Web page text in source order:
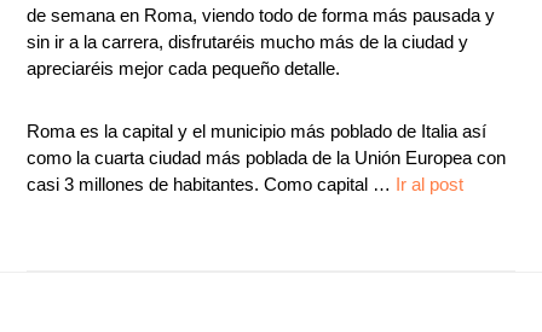
de semana en Roma, viendo todo de forma más pausada y
sin ir a la carrera, disfrutaréis mucho más de la ciudad y
apreciaréis mejor cada pequeño detalle.
Roma es la capital y el municipio más poblado de Italia así
como la cuarta ciudad más poblada de la Unión Europea con
casi 3 millones de habitantes. Como capital … Ir al post